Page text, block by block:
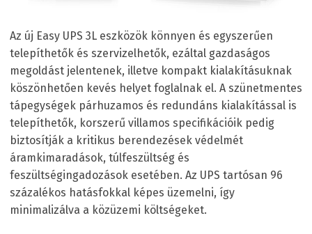
Az új Easy UPS 3L eszközök könnyen és egyszerűen
telepíthetők és szervizelhetők, ezáltal gazdaságos
megoldást jelentenek, illetve kompakt kialakításuknak
köszönhetően kevés helyet foglalnak el. A szünetmentes
tápegységek párhuzamos és redundáns kialakítással is
telepíthetők, korszerű villamos specifikációik pedig
biztosítják a kritikus berendezések védelmét
áramkimaradások, túlfeszültség és
feszültségingadozások esetében. Az UPS tartósan 96
százalékos hatásfokkal képes üzemelni, így
minimalizálva a közüzemi költségeket.